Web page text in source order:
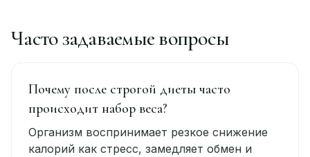
Часто задаваемые вопросы
Почему после строгой диеты часто
происходит набор веса?
Организм воспринимает резкое снижение
калорий как стресс, замедляет обмен и